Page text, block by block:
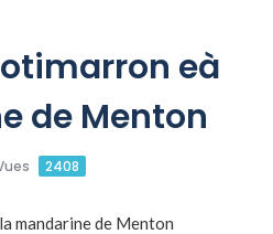
eà
de Menton
2408